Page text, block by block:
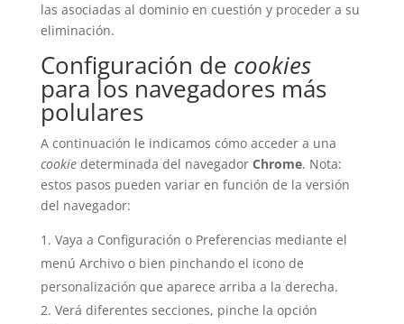
las asociadas al dominio en cuestión y proceder a su
eliminación.
Configuración de cookies
para los navegadores más
polulares
A continuación le indicamos cómo acceder a una
cookiedeterminada del navegador Chrome. Nota:
estos pasos pueden variar en función de la versión
del navegador:
Vaya a Configuración o Preferencias mediante el
menú Archivo o bien pinchando el icono de
personalización que aparece arriba a la derecha.
Verá diferentes secciones, pinche la opción